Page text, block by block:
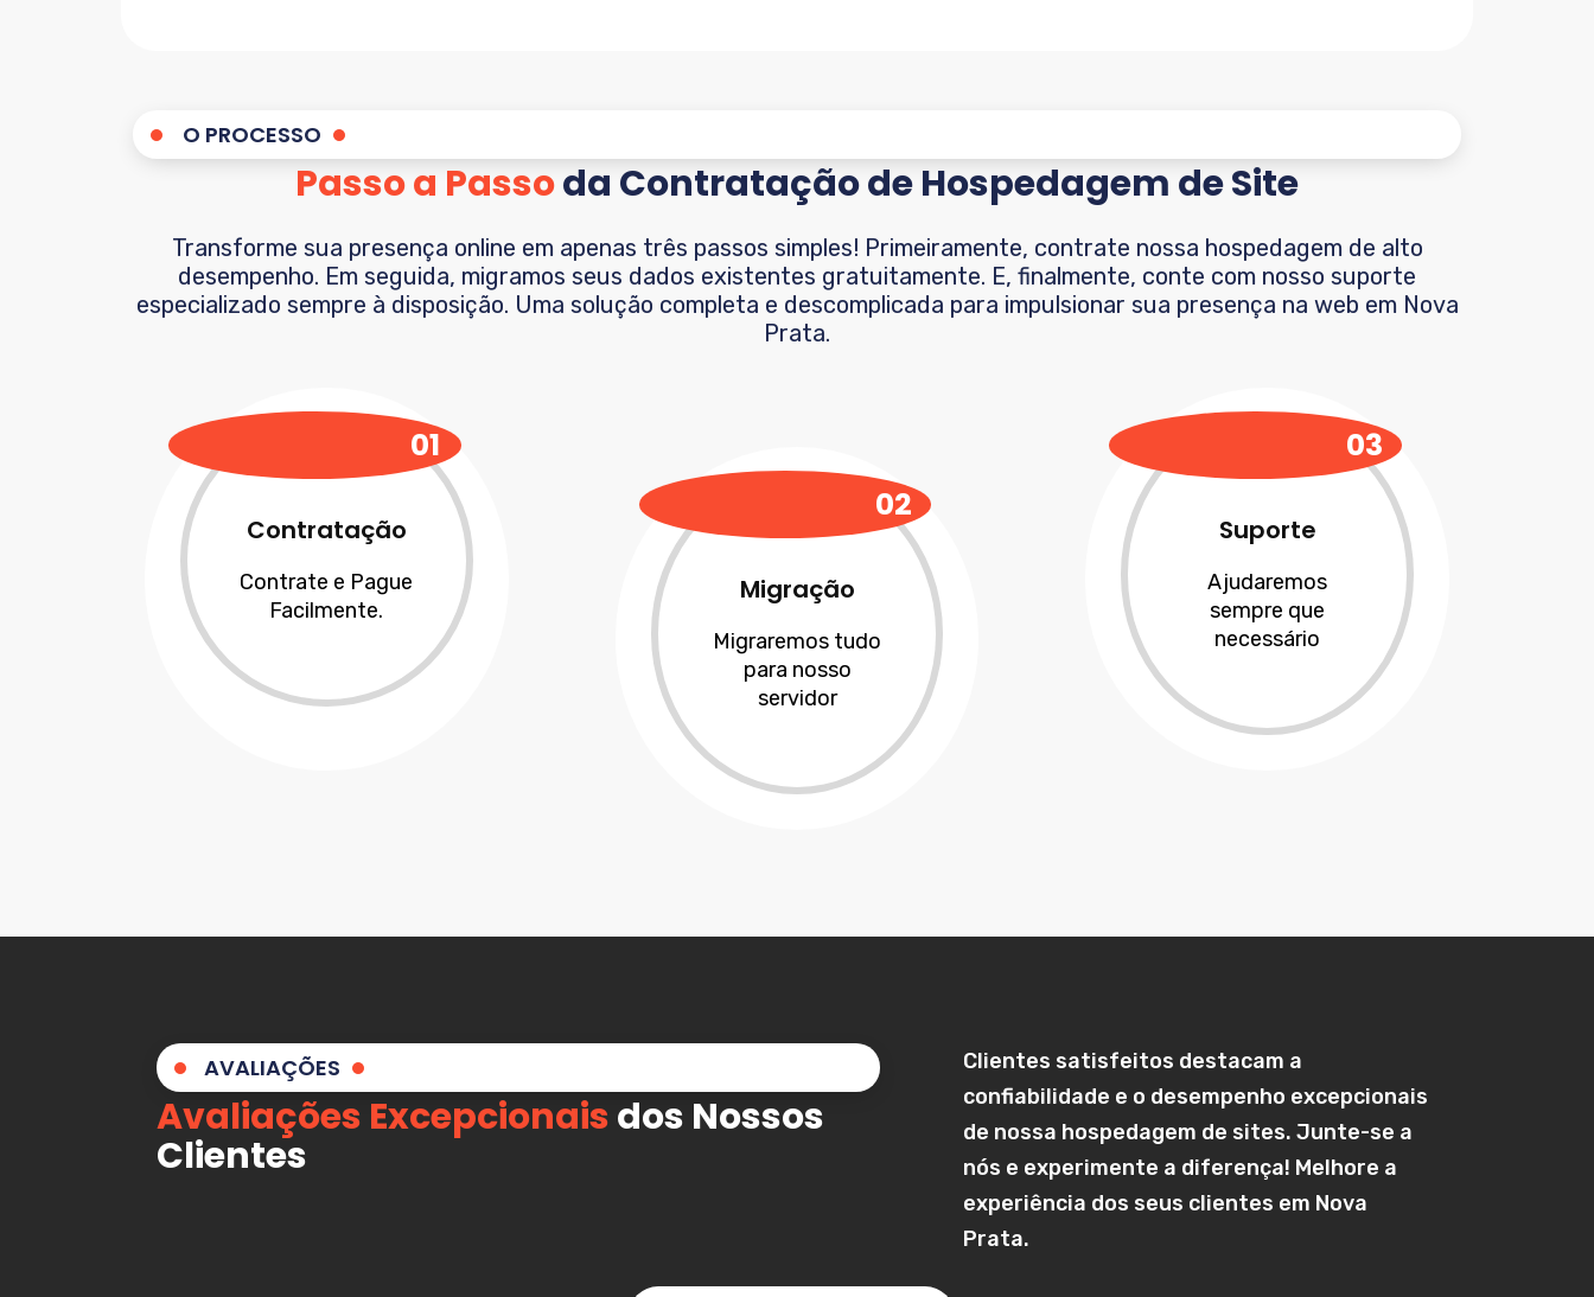
O PROCESSO
Passo a Passoda Contratação de Hospedagem de Site
Transforme sua presença online em apenas três passos simples! Primeiramente, contrate nossa hospedagem de alto
desempenho. Em seguida, migramos seus dados existentes gratuitamente. E, finalmente, conte com nosso suporte
especializado sempre à disposição. Uma solução completa e descomplicada para impulsionar sua presença na web em Nova
Prata.
01
Contratação
Contrate e Pague
Facilmente.
02
Migração
Migraremos tudo
para nosso
servidor
03
Suporte
Ajudaremos
sempre que
necessário
AVALIAÇÕES
Avaliações Excepcionaisdos Nossos
Clientes
Clientes satisfeitos destacam a
confiabilidade e o desempenho excepcionais
de nossa hospedagem de sites. Junte-se a
nós e experimente a diferença! Melhore a
experiência dos seus clientes em Nova
Prata.